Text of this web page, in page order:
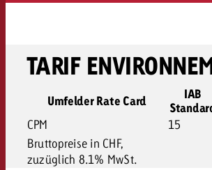
TARIF
Umfelder Rate Card
IAB
CPM 15
Bruttopreise in CHF,
zuzüglich 8.1% MwSt.